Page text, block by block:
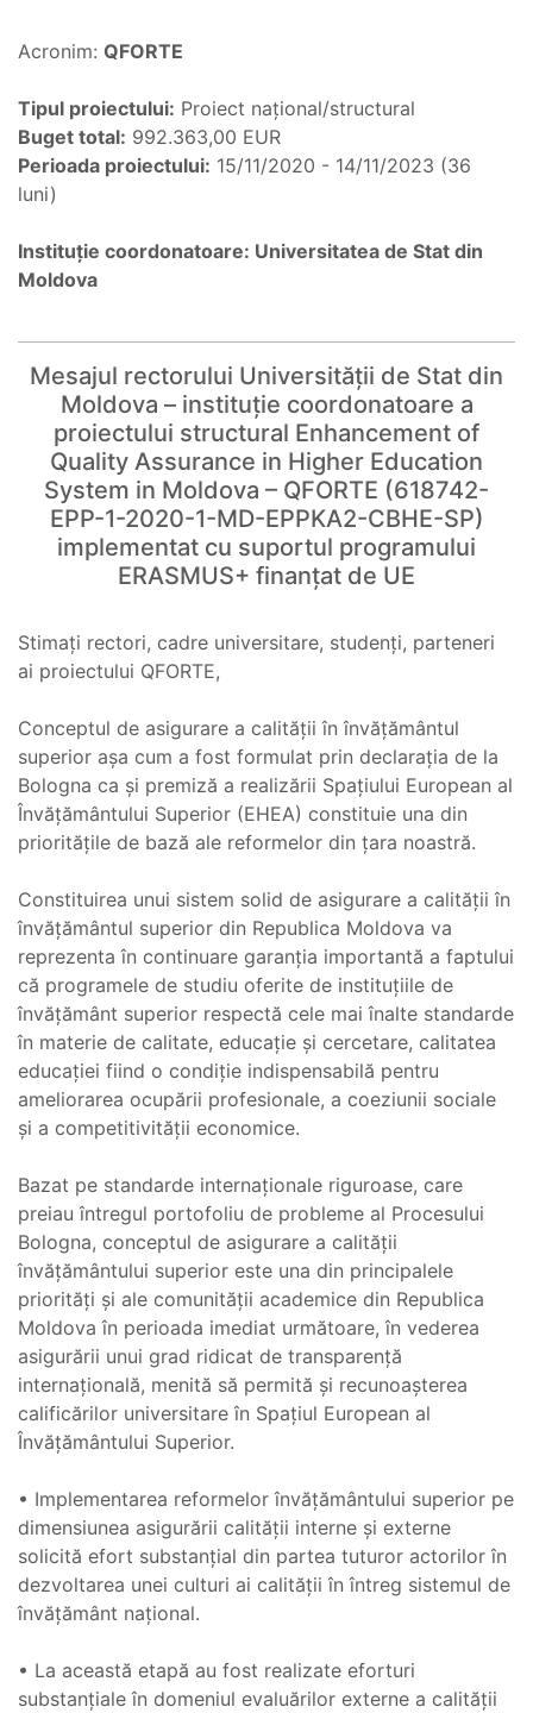
Acronim: QFORTE
Tipul proiectului: Proiect național/structural
Buget total: 992.363,00 EUR
Perioada proiectului: 15/11/2020 - 14/11/2023 (36
luni)
Instituție coordonatoare: Universitatea de Stat din
Moldova
Mesajul rectorului Universității de Stat din
Moldova – instituție coordonatoare a
proiectului structural Enhancement of
Quality Assurance in Higher Education
System in Moldova – QFORTE (618742-
EPP-1-2020-1-MD-EPPKA2-CBHE-SP)
implementat cu suportul programului
ERASMUS+ finanțat de UE
Stimați rectori, cadre universitare, studenți, parteneri
ai proiectului QFORTE,
Conceptul de asigurare a calităţii în învăţământul
superior așa cum a fost formulat prin declaraţia de la
Bologna ca şi premiză a realizării Spaţiului European al
Învăţământului Superior (EHEA) constituie una din
priorităţile de bază ale reformelor din ţara noastră.
Constituirea unui sistem solid de asigurare a calităţii în
învăţământul superior din Republica Moldova va
reprezenta în continuare garanţia importantă a faptului
că programele de studiu oferite de instituţiile de
învăţământ superior respectă cele mai înalte standarde
în materie de calitate, educaţie şi cercetare, calitatea
educaţiei fiind o condiţie indispensabilă pentru
ameliorarea ocupării profesionale, a coeziunii sociale
şi a competitivităţii economice.
Bazat pe standarde internaţionale riguroase, care
preiau întregul portofoliu de probleme al Procesului
Bologna, conceptul de asigurare a calităţii
învăţământului superior este una din principalele
priorităţi şi ale comunităţii academice din Republica
Moldova în perioada imediat următoare, în vederea
asigurării unui grad ridicat de transparență
internaţională, menită să permită şi recunoaşterea
calificărilor universitare în Spaţiul European al
Învăţământului Superior.
• Implementarea reformelor învăţământului superior pe
dimensiunea asigurării calităţii interne şi externe
solicită efort substanţial din partea tuturor actorilor în
dezvoltarea unei culturi ai calităţii în întreg sistemul de
învăţământ naţional.
• La această etapă au fost realizate eforturi
substanțiale în domeniul evaluărilor externe a calității